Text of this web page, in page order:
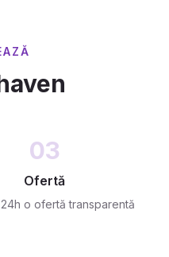
03
Ofertă
o ofertă transparentă